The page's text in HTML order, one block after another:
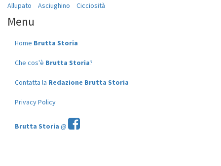
Allupato Asciughino Cicciosità
Menu
Home Brutta Storia
Che cos'è Brutta Storia?
Contatta la Redazione Brutta Storia
Privacy Policy
Brutta Storia @